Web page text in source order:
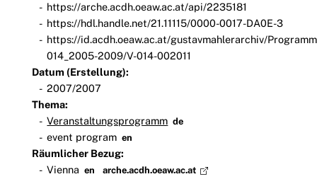
https://arche.acdh.oeaw.ac.at/api/2235181
https://hdl.handle.net/21.11115/0000-0017-DA0E-3
https://id.acdh.oeaw.ac.at/gustavmahlerarchiv/
014_2005-2009/V-014-002011
Datum (Erstellung):
2007/2007
Thema:
Veranstaltungsprogramm de
event program en
Räumlicher Bezug:
Vienna en arche.acdh.oeaw.ac.at